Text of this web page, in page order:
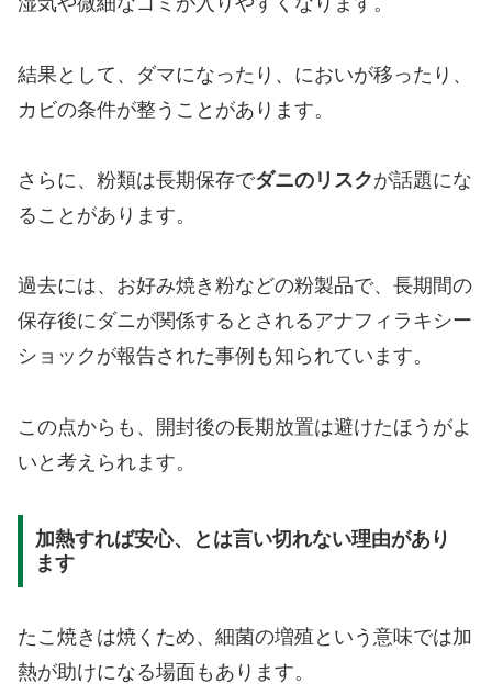
結果として、ダマになったり、においが移ったり、
カビの条件が整うことがあります。
さらに、粉類は長期保存でダニのリスクが話題にな
ることがあります。
過去には、お好み焼き粉などの粉製品で、長期間の
保存後にダニが関係するとされるアナフィラキシー
ショックが報告された事例も知られています。
この点からも、開封後の長期放置は避けたほうがよ
いと考えられます。
加熱すれば安心、とは言い切れない理由があり
ます
たこ焼きは焼くため、細菌の増殖という意味では加
熱が助けになる場面もあります。